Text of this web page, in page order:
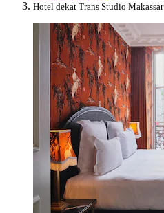
Hotel dekat Trans Studio Makassar